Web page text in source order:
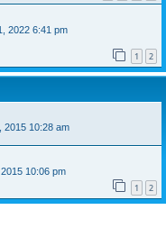
2022 6:41 pm
1 2
2015 10:28 am
10:06 pm
1 2